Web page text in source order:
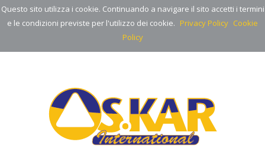
Questo sito utilizza i cookie. Continuando a navigare il sito accetti i termini
e le condizioni previste per l'utilizzo dei cookie. Privacy Policy Cookie
Policy